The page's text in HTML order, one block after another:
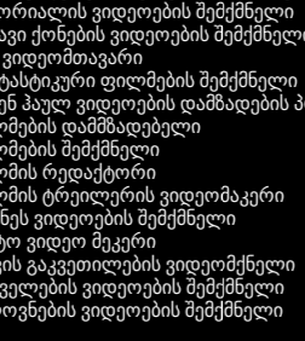
ვიდეოების შემქმნელი
ქონების ვიდეოების შემქმნელი
ფილმების შემქმნელი
ჰაულ ვიდეოების დამზადების
დამმზადებელი
შემქმნელი
რედაქტორი
ტრეილერის ვიდეომაკერი
ვიდეოების შემქმნელი
ვიდეო მეკერი
გაკვეთილების ვიდეომქნელი
ვიდეოების შემქმნელი
ვიდეოების შემქმნელი